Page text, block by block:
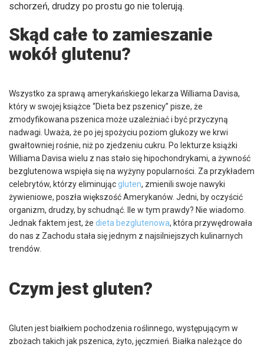
schorzeń, drudzy po prostu go nie tolerują.
Skąd całe to zamieszanie
wokół glutenu?
Wszystko za sprawą amerykańskiego lekarza Williama Davisa,
który w swojej książce “Dieta bez pszenicy” pisze, że
zmodyfikowana pszenica może uzależniać i być przyczyną
nadwagi. Uważa, że po jej spożyciu poziom glukozy we krwi
gwałtowniej rośnie, niż po zjedzeniu cukru. Po lekturze książki
Williama Davisa wielu z nas stało się hipochondrykami, a żywność
bezglutenowa wspięła się na wyżyny popularności. Za przykładem
celebrytów, którzy eliminującgluten, zmienili swoje nawyki
żywieniowe, poszła większość Amerykanów. Jedni, by oczyścić
organizm, drudzy, by schudnąć. Ile w tym prawdy? Nie wiadomo.
Jednak faktem jest, że dieta bezglutenowa, która przywędrowała
do nas z Zachodu stała się jednym z najsilniejszych kulinarnych
trendów.
Czym jest gluten?
Gluten jest białkiem pochodzenia roślinnego, występującym w
zbożach takich jak pszenica, żyto, jęczmień. Białka należące do